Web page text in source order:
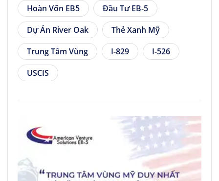
Hoàn Vốn EB5
Đầu Tư EB-5
Dự Án River Oak
Thẻ Xanh Mỹ
Trung Tâm Vùng
I-829
I-526
USCIS